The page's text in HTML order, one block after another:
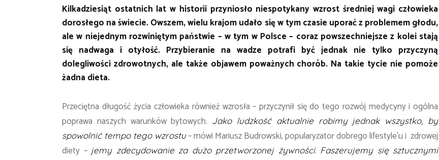
Kilkadziesiąt ostatnich lat w historii przyniosło niespotykany wzrost średniej wagi człowieka
dorosłego na świecie. Owszem, wielu krajom udało się w tym czasie uporać z problemem głodu,
ale w niejednym rozwiniętym państwie – w tym w Polsce – coraz powszechniejsze z kolei stają
się nadwaga i otyłość. Przybieranie na wadze potrafi być jednak nie tylko przyczyną
dolegliwości zdrowotnych, ale także objawem poważnych chorób. Na takie tycie nie pomoże
żadna dieta.
Przeciętna długość życia człowieka również wzrosła – przyczynił się do tego rozwój medycyny i ogólna
poprawa naszych warunków bytowych. Jako ludzkość aktualnie robimy jednak wszystko, by
spowolnić tempo tego wzrostu– mówi Mariusz Budrowski, popularyzator dobrego lifestyle’u i zdrowej
diety –jemy zdecydowanie za dużo przetworzonej żywności. Faszerujemy się sztucznymi